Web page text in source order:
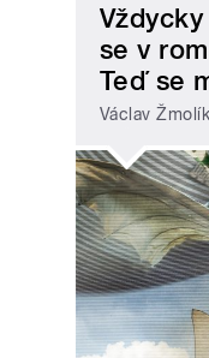
se v
Teď se
Václav